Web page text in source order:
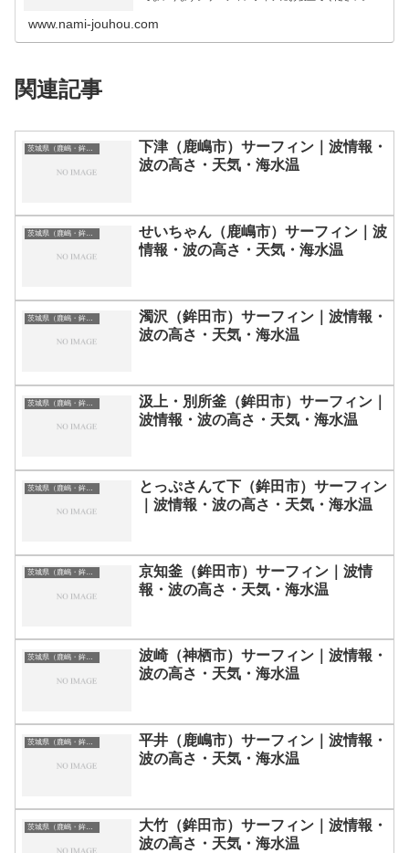
www.nami-jouhou.com
関連記事
茨城県（鹿嶋・鉾田）のサーフィン波情報・ポイント・スポット一覧
下津（鹿嶋市）サーフィン｜波情報・
波の高さ・天気・海水温
茨城県（鹿嶋・鉾田）のサーフィン波情報・ポイント・スポット一覧
せいちゃん（鹿嶋市）サーフィン｜波
情報・波の高さ・天気・海水温
茨城県（鹿嶋・鉾田）のサーフィン波情報・ポイント・スポット一覧
濁沢（鉾田市）サーフィン｜波情報・
波の高さ・天気・海水温
茨城県（鹿嶋・鉾田）のサーフィン波情報・ポイント・スポット一覧
汲上・別所釜（鉾田市）サーフィン｜
波情報・波の高さ・天気・海水温
茨城県（鹿嶋・鉾田）のサーフィン波情報・ポイント・スポット一覧
とっぷさんて下（鉾田市）サーフィン
｜波情報・波の高さ・天気・海水温
茨城県（鹿嶋・鉾田）のサーフィン波情報・ポイント・スポット一覧
京知釜（鉾田市）サーフィン｜波情
報・波の高さ・天気・海水温
茨城県（鹿嶋・鉾田）のサーフィン波情報・ポイント・スポット一覧
波崎（神栖市）サーフィン｜波情報・
波の高さ・天気・海水温
茨城県（鹿嶋・鉾田）のサーフィン波情報・ポイント・スポット一覧
平井（鹿嶋市）サーフィン｜波情報・
波の高さ・天気・海水温
茨城県（鹿嶋・鉾田）のサーフィン波情報・ポイント・スポット一覧
大竹（鉾田市）サーフィン｜波情報・
波の高さ・天気・海水温